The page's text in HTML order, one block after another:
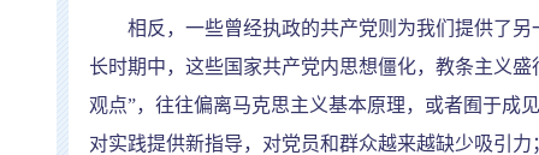
相反，一些曾经执政的共产党则为我们提供了另
长时期中，这些国家共产党内思想僵化，教条主义
观点”，往往偏离马克思主义基本原理，或者囿于成
对实践提供新指导，对党员和群众越来越缺少吸引